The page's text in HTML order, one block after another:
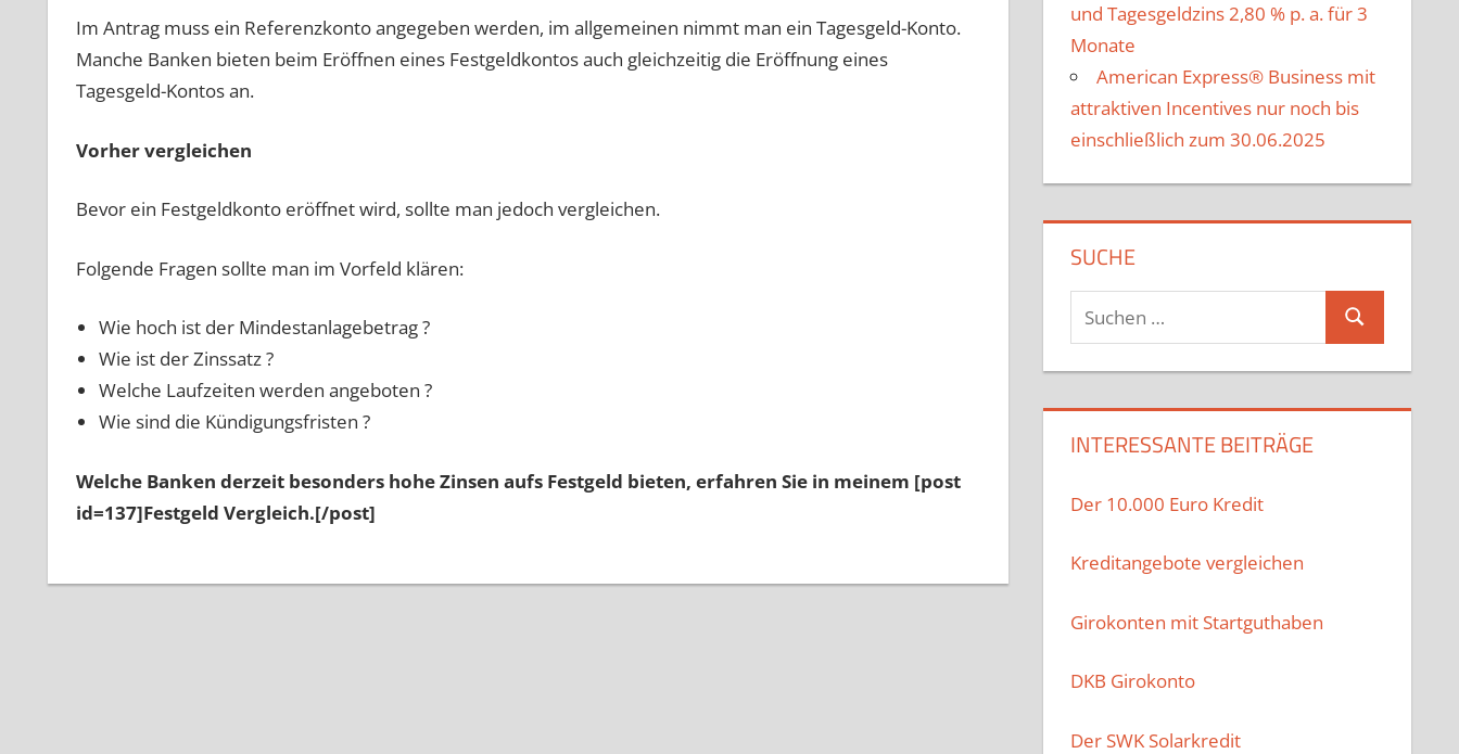
Im Antrag muss ein Referenzkonto angegeben werden, im allgemeinen nimmt man ein Tagesgeld-Konto.
Manche Banken bieten beim Eröffnen eines Festgeldkontos auch gleichzeitig die Eröffnung eines
Tagesgeld-Kontos an.
Vorher vergleichen
Bevor ein Festgeldkonto eröffnet wird, sollte man jedoch vergleichen.
Folgende Fragen sollte man im Vorfeld klären:
Wie hoch ist der Mindestanlagebetrag ?
Wie ist der Zinssatz ?
Welche Laufzeiten werden angeboten ?
Wie sind die Kündigungsfristen ?
Welche Banken derzeit besonders hohe Zinsen aufs Festgeld bieten, erfahren Sie in meinem [post
id=137]Festgeld Vergleich.[/post]
und Tagesgeldzins 2,80 % p. a. für 3
Monate
American Express® Business mit
attraktiven Incentives nur noch bis
einschließlich zum 30.06.2025
SUCHE
Suchen
Suchen
INTERESSANTE BEITRÄGE
Der 10.000 Euro Kredit
Kreditangebote vergleichen
Girokonten mit Startguthaben
DKB Girokonto
Der SWK Solarkredit